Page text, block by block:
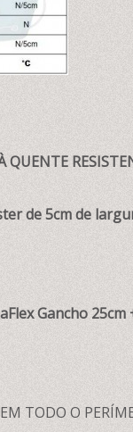
QUENTE
de 5cm de
Gancho
TODO O